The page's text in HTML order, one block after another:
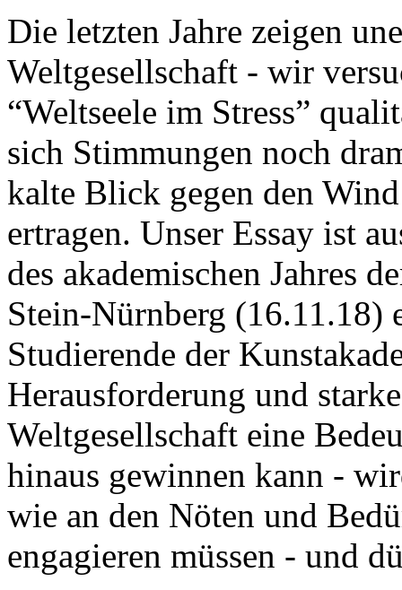
Die letzten Jahre zeigen
Weltgesellschaft - wir
“Weltseele im Stress”
sich Stimmungen noch
kalte Blick gegen den
ertragen. Unser Essay ist
des akademischen Jahres
Stein-Nürnberg (16.11.18)
Studierende der
Herausforderung und
Weltgesellschaft eine
hinaus gewinnen kann -
wie an den Nöten und
engagieren müssen - und